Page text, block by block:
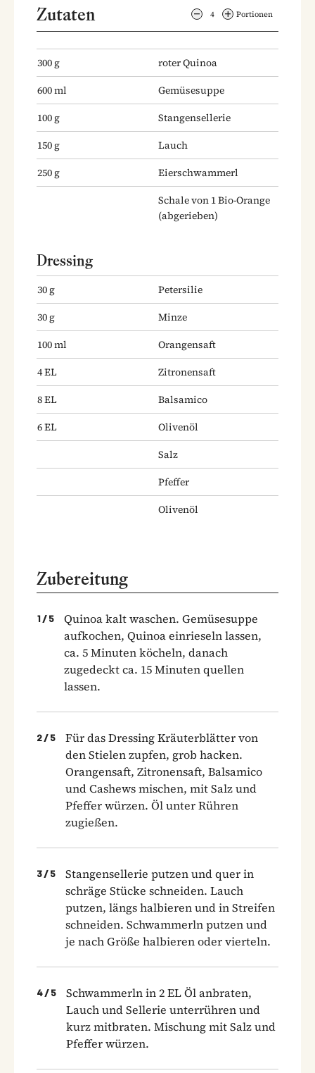
Zutaten 4 Portionen
300g
roter Quinoa
600ml
Gemüsesuppe
100g
Stangensellerie
150g
Lauch
250g
Eierschwammerl
Schale von 1 Bio-Orange
(abgerieben)
Dressing
30g
Petersilie
30g
Minze
100ml
Orangensaft
4EL
Zitronensaft
8EL
Balsamico
6EL
Olivenöl
Salz
Pfeffer
Olivenöl
Zubereitung
1 / 5
Quinoa kalt waschen. Gemüsesuppe
aufkochen, Quinoa einrieseln lassen,
ca. 5 Minuten köcheln, danach
zugedeckt ca. 15 Minuten quellen
lassen.
2 / 5
Für das Dressing Kräuterblätter von
den Stielen zupfen, grob hacken.
Orangensaft, Zitronensaft, Balsamico
und Cashews mischen, mit Salz und
Pfeffer würzen. Öl unter Rühren
zugießen.
3 / 5
Stangensellerie putzen und quer in
schräge Stücke schneiden. Lauch
putzen, längs halbieren und in Streifen
schneiden. Schwammerln putzen und
je nach Größe halbieren oder vierteln.
4 / 5
Schwammerln in 2 EL Öl anbraten,
Lauch und Sellerie unterrühren und
kurz mitbraten. Mischung mit Salz und
Pfeffer würzen.